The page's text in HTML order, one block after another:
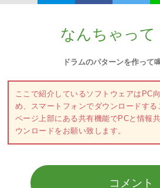
なんちゃって
ドラムのパターンを作って
ここで紹介しているソフトウェアはPC
め、スマートフォンでダウンロードする
ページ上部にある共有機能でPCと情報
ウンロードをお願い致します。
コメント